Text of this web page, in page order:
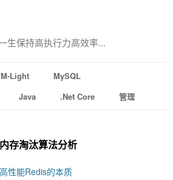
生保持高执行力高效率...
Light
MySQL
Java .Net Core 管理
存淘汰算法分析
性能Redis的本质